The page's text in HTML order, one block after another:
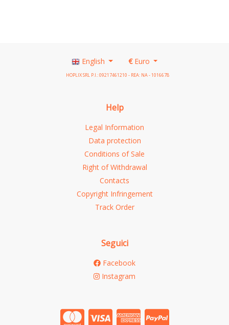
English €Euro
HOPLIX SRL P.I.: 09217461210 - REA: NA - 1016678
Help
Legal Information
Data protection
Conditions of Sale
Right of Withdrawal
Contacts
Copyright Infringement
Track Order
Seguici
Facebook
Instagram